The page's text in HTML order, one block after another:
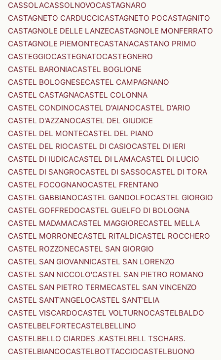
CASSOLACASSOLNOVOCASTAGNARO
CASTAGNETO CARDUCCICASTAGNETO POCASTAGNITO
CASTAGNOLE DELLE LANZECASTAGNOLE MONFERRATO
CASTAGNOLE PIEMONTECASTANACASTANO PRIMO
CASTEGGIOCASTEGNATOCASTEGNERO
CASTEL BARONIACASTEL BOGLIONE
CASTEL BOLOGNESECASTEL CAMPAGNANO
CASTEL CASTAGNACASTEL COLONNA
CASTEL CONDINOCASTEL D'AIANOCASTEL D'ARIO
CASTEL D'AZZANOCASTEL DEL GIUDICE
CASTEL DEL MONTECASTEL DEL PIANO
CASTEL DEL RIOCASTEL DI CASIOCASTEL DI IERI
CASTEL DI IUDICACASTEL DI LAMACASTEL DI LUCIO
CASTEL DI SANGROCASTEL DI SASSOCASTEL DI TORA
CASTEL FOCOGNANOCASTEL FRENTANO
CASTEL GABBIANOCASTEL GANDOLFOCASTEL GIORGIO
CASTEL GOFFREDOCASTEL GUELFO DI BOLOGNA
CASTEL MADAMACASTEL MAGGIORECASTEL MELLA
CASTEL MORRONECASTEL RITALDICASTEL ROCCHERO
CASTEL ROZZONECASTEL SAN GIORGIO
CASTEL SAN GIOVANNICASTEL SAN LORENZO
CASTEL SAN NICCOLO'CASTEL SAN PIETRO ROMANO
CASTEL SAN PIETRO TERMECASTEL SAN VINCENZO
CASTEL SANT'ANGELOCASTEL SANT'ELIA
CASTEL VISCARDOCASTEL VOLTURNOCASTELBALDO
CASTELBELFORTECASTELBELLINO
CASTELBELLO CIARDES .KASTELBELL TSCHARS.
CASTELBIANCOCASTELBOTTACCIOCASTELBUONO